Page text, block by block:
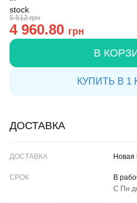
5 512грн
4 960.80 грн
В
КУПИТЬ В 1
ДОСТАВКА
ДОСТАВКА
СРОК
Новая
В
С Пн